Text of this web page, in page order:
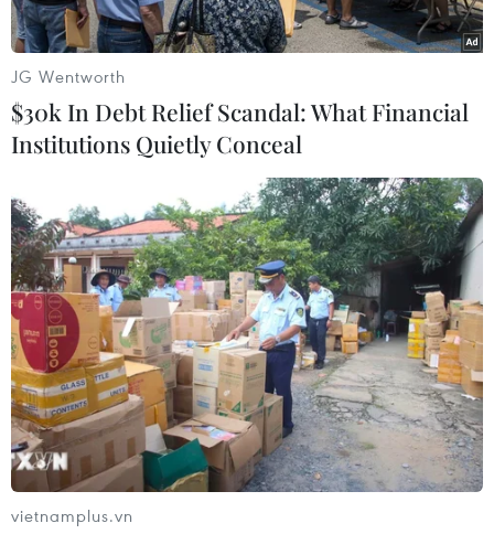
Nhân sự cao cấp của Hoàng Anh Gia Lai ra
đi sau khi 'bắt tay' Thaco
23/08/2018 10:03
Công ty Nông nghiệp Quốc tế Hoàng Anh Gia Lai chính
thức công bố thông tin, nhiều nhân sự cao cấp là thành
viên Hội đồng quản trị và Ban kiểm soát đã ra đi sau
cái 'bắt tay' với Thaco Trường Hải.
JG Wentworth
$30k In Debt Relief Scandal: What Financial
Institutions Quietly Conceal
vietnamplus.vn